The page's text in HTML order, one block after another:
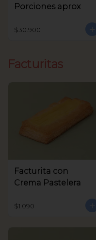
Porciones aprox
$30.900
Facturitas
Facturita con
Crema Pastelera
$1.090